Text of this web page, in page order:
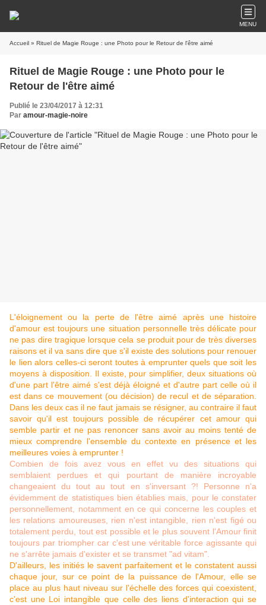
MENU
Accueil » Rituel de Magie Rouge : une Photo pour le Retour de l'être aimé
Rituel de Magie Rouge : une Photo pour le
Retour de l'être aimé
Publié le 23/04/2017 à 12:31
Par amour-magie-noire
L'éloignement ou la perte de l'être aimé après une histoire
d'amour est toujours une situation personnelle très délicate pour
ne pas dire tragique lorsque cela se produit pour de très diverses
raisons et il va sans dire que s'il existe des solutions pour renouer
le lien alors celles-ci seront toutes à emprunter quels que soit les
moyens à disposition. Il existe, pour simplifier, deux situations où
d'une part l'être aimé s'est déjà éloigné et d'autre part celle où il
est dans ce mouvement (ou décision) de recul et de séparation.
Dans les deux cas il ne faut jamais se résigner, au contraire il faut
savoir qu'il est toujours possible de récupérer cet amour qui
semble partir et ne pas renoncer sans avoir au moins tenté de
mieux comprendre l'ensemble du contexte en présence et les
meilleures voies à emprunter !
Combien de fois avez vous en effet vu des situations qui
semblaient perdues et qui pourtant de manière incroyable
changeaient du tout au tout en s'inversant ?! Personne n'a
évidemment de statistiques bien établies mais, pour le constater
personnellement, notamment en ce qui concerne les couples et
les relations amoureuses, rien n'est intangible, rien n'est figé ou
totalement perdu, tout est possible et le plus souvent l'Amour finit
toujours par triompher car c'est une véritable force agissante qui
ne s'arrête jamais d'exister et se transmet "ad vitam".
D'ailleurs, les initiés le savent parfaitement et le constatent aussi
chaque jour, sur ce point de la puissance de l'Amour, elle se
place au plus haut niveau sur l'échelle des forces qui coexistent,
c'est une Loi intangible que celle des liens d'interaction qui se